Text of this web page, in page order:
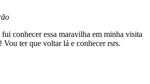
conhecer essa maravilha em minha visita
ter que voltar lá e conhecer rsrs.